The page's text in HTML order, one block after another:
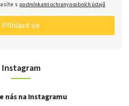
Instagram
nás na Instagramu
s podmínkami ochrany osobních údajů
Přihlásit se